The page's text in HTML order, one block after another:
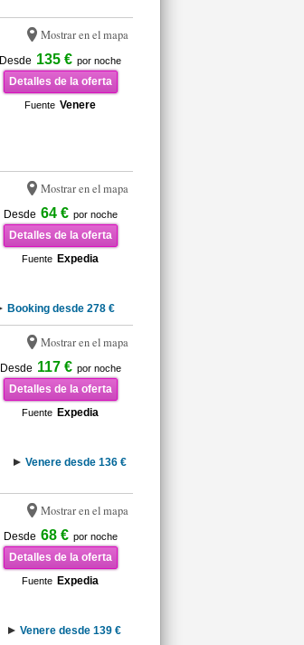
Mostrar en el mapa
Desde 135 € por noche
Detalles de la oferta
Fuente Venere
Mostrar en el mapa
Desde 64 € por noche
Detalles de la oferta
Fuente Expedia
Booking desde 278 €
Mostrar en el mapa
Desde 117 € por noche
Detalles de la oferta
Fuente Expedia
Venere desde 136 €
Mostrar en el mapa
Desde 68 € por noche
Detalles de la oferta
Fuente Expedia
Venere desde 139 €